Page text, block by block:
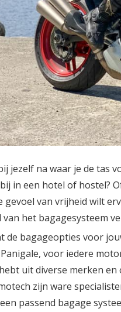
jezelf na waar je de tas
in een hotel of hostel?
gevoel van vrijheid wilt
van het bagagesysteem
de bagageopties voor
voor iedere
uit diverse merken
zijn ware
passend bagage